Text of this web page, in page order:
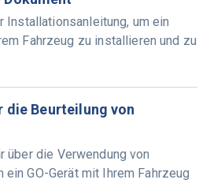
Installationsanleitung, um ein
Fahrzeug zu installieren und zu
die Beurteilung von
über die Verwendung von
ein GO-Gerät mit Ihrem Fahrzeug